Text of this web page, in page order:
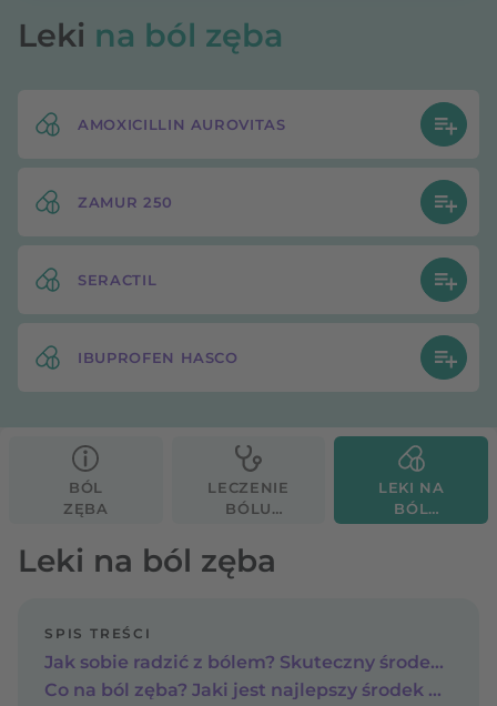
Leki na ból zęba
AMOXICILLIN AUROVITAS
ZAMUR 250
SERACTIL
IBUPROFEN HASCO
BÓL
ZĘBA
LECZENIE
BÓLU
LEKI NA
BÓL
ZĘBA
Leki na ból zęba
SPIS TREŚCI
Jak sobie radzić z bólem? Skuteczny środek na ból zęba
Co na ból zęba? Jaki jest najlepszy środek przeciwbólowy?